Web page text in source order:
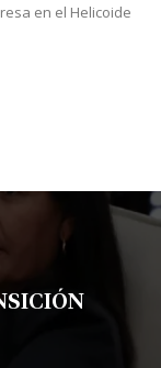
en el Helicoide